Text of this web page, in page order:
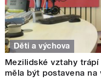
Děti a výchova
Mezilidské vztahy
měla být postavena na